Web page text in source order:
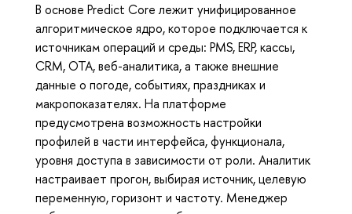
В основе Predict Core лежит унифицированное
алгоритмическое ядро, которое подключается к
источникам операций и среды: PMS, ERP, кассы,
CRM, OTA, веб-аналитика, а также внешние
данные о погоде, событиях, праздниках и
макропоказателях. На платформе
предусмотрена возможность настройки
профилей в части интерфейса, функционала,
уровня доступа в зависимости от роли. Аналитик
настраивает прогон, выбирая источник, целевую
переменную, горизонт и частоту. Менеджер